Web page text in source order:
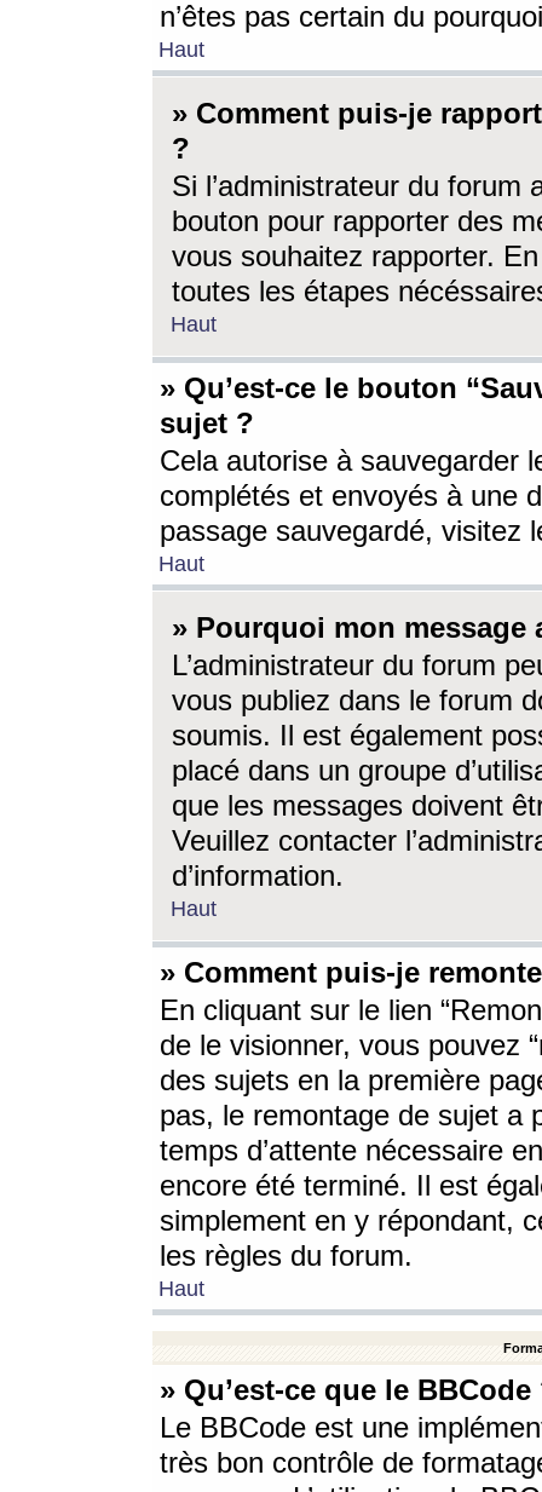
n’êtes pas certain du
Haut
» Comment puis-je
?
Si l’administrateur du forum
bouton pour rapporter des
vous souhaitez rapporter.
toutes les étapes
Haut
» Qu’est-ce le bouton
sujet ?
Cela autorise à sauvegarder
complétés et envoyés à une
passage sauvegardé, visitez
Haut
» Pourquoi mon message
L’administrateur du forum
vous publiez dans le forum
soumis. Il est également
placé dans un groupe
que les messages doivent
Veuillez contacter
d’information.
Haut
» Comment puis-je
En cliquant sur le lien
de le visionner, vous pouvez
des sujets en la première
pas, le remontage de sujet a
temps d’attente nécessaire
encore été terminé. Il est
simplement en y répondant,
les règles du forum.
Haut
» Qu’est-ce que le BBCode
Le BBCode est une
très bon contrôle de